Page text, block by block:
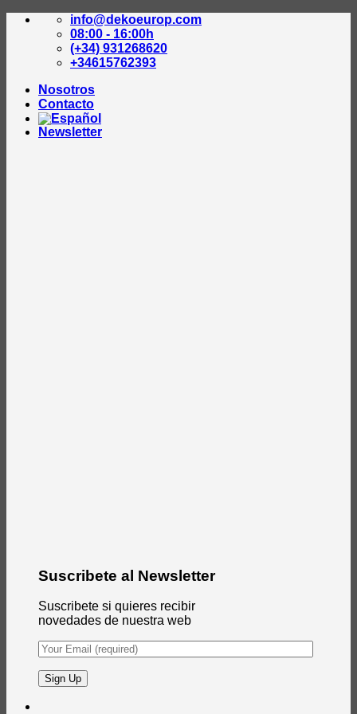
Saltar
contenido
info@dekoeurop.com
08:00 - 16:00h
(+34) 931268620
+34615762393
Nosotros
Contacto
Newsletter
Suscribete al Newsletter
Suscribete si quieres recibir
novedades de nuestra web